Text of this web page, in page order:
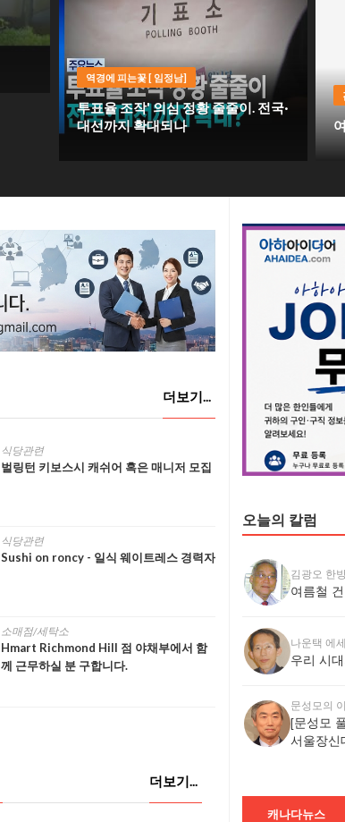
역경에 피는꽃 [ 임정남]
투표율 조작' 의심 정황 줄줄이. 전국·
대선까지 확대되나
더보기...
식당관련
벌링턴 키보스시 캐쉬어 혹은 매니저 모집
식당관련
Sushi on roncy - 일식 웨이트레스 경력자
소매점/세탁소
Hmart Richmond Hill 점 야채부에서 함
께 근무하실 분 구합니다.
더보기...
오늘의 칼럼
김광오 한
여름철
나운택 에
우리 시
문성모의
[문성모
서울장신
캐나다뉴스